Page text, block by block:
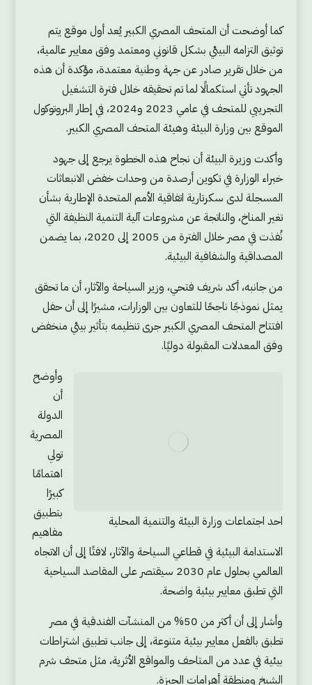
كما أوضحت أن المتحف المصري الكبير يُعد أول موقع يتم
توثيق التزامه البيئي بشكل قانوني ومعتمد وفق معايير عالمية،
من خلال تقرير صادر عن جهة وطنية معتمدة، مؤكدة أن هذه
الجهود تأتي استكمالًا لما تم تحقيقه خلال فترة التشغيل
التجريبي للمتحف في عامي 2023 و2024، في إطار البروتوكول
الموقع بين وزارة البيئة وهيئة المتحف المصري الكبير.
وأكدت وزيرة البيئة أن نجاح هذه الخطوة يرجع إلى جهود
خبراء الوزارة في تكوين أرصدة من وحدات خفض الانبعاثات
المسجلة لدى سكرتارية اتفاقية الأمم المتحدة الإطارية بشأن
تغير المناخ، والناتجة عن مشروعات آلية التنمية النظيفة التي
نُفذت في مصر خلال الفترة من 2005 إلى 2020، بما يضمن
المصداقية والشفافية البيئية.
من جانبه، أكد شريف فتحي، وزير السياحة والآثار، أن ما تحقق
يمثل نموذجًا ناجحًا للتعاون بين الوزارات، مشيرًا إلى أن حفل
افتتاح المتحف المصري الكبير جرى تنظيمه بتأثير بيئي منخفض
وفق المعدلات المقبولة دوليًا.
احد اجتماعات وزارة البيئة والتنمية المحلية
وأوضح
أن
الدولة
المصرية
تولي
اهتمامًا
كبيرًا
بتطبيق
مفاهيم
الاستدامة البيئية في قطاعي السياحة والآثار، لافتًا إلى أن الاتجاه
العالمي بحلول عام 2030 سيقتصر على المقاصد السياحية
التي تطبق معايير بيئية واضحة.
وأشار إلى أن أكثر من 50% من المنشآت الفندقية في مصر
تطبق بالفعل معايير بيئية متنوعة، إلى جانب تطبيق اشتراطات
بيئية في عدد من المتاحف والمواقع الأثرية، مثل متحف شرم
الشيخ ومنطقة أهرامات الجيزة.